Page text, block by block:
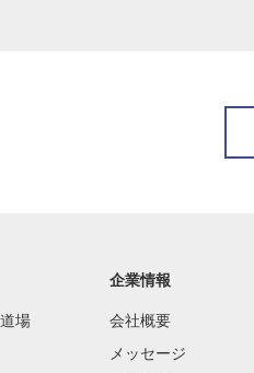
場
企業情報
会社概要
メッセージ